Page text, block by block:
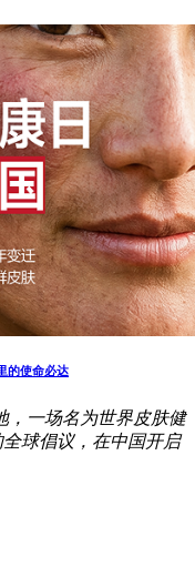
的使命必达
，一场名为世界皮肤健
全球倡议，在中国开启